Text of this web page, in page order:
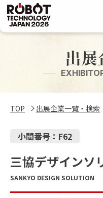
出
TOP 出展企業一覧・検索
小間番号：F62
三協デザインソ
SANKYO DESIGN SOLUTION